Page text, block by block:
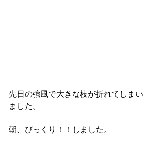
先日の強風で大きな枝が折れてしまい
ました。
朝、びっくり！！しました。